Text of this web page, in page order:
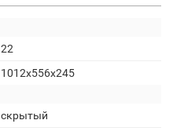
22
1012x556x245
скрытый